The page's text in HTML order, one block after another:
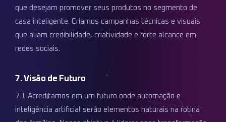
que desejam promover seus produtos no segmento de
casa inteligente. Criamos campanhas técnicas e visuais
que aliam credibilidade, criatividade e forte alcance em
redes sociais.
7. Visão de Futuro
7.1 Acreditamos em um futuro onde automação e
inteligência artificial serão elementos naturais na rotina